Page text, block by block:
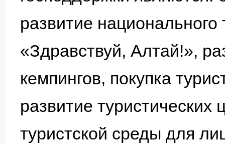
развитие
«Здравствуй, Алтай!»,
кемпингов, покупка
развитие туристических
туристской среды для